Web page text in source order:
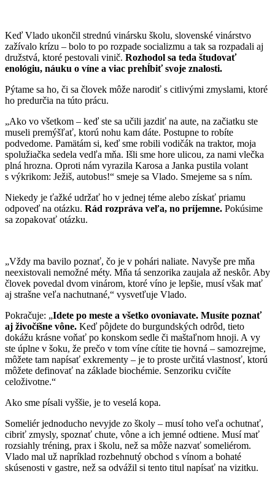
Keď Vlado ukončil strednú vinársku školu, slovenské vinárstvo
zažívalo krízu – bolo to po rozpade socializmu a tak sa rozpadali aj
družstvá, ktoré pestovali vinič. Rozhodol sa teda študovať
enológiu, náuku o víne a viac prehĺbiť svoje znalosti.
Pýtame sa ho, či sa človek môže narodiť s citlivými zmyslami, ktoré
ho predurčia na túto prácu.
„Ako vo všetkom – keď ste sa učili jazdiť na aute, na začiatku ste
museli premýšľať, ktorú nohu kam dáte. Postupne to robíte
podvedome. Pamätám si, keď sme robili vodičák na traktor, moja
spolužiačka sedela vedľa mňa. Išli sme hore ulicou, za nami vlečka
plná hrozna. Oproti nám vyrazila Karosa a Janka pustila volant
s výkrikom: Ježiš, autobus!“ smeje sa Vlado. Smejeme sa s ním.
Niekedy je ťažké udržať ho v jednej téme alebo získať priamu
odpoveď na otázku. Rád rozpráva veľa, no príjemne. Pokúsime
sa zopakovať otázku.
„Vždy ma bavilo poznať, čo je v pohári naliate. Navyše pre mňa
neexistovali nemožné méty. Mňa tá senzorika zaujala až neskôr. Aby
človek povedal dvom vinárom, ktoré víno je lepšie, musí však mať
aj strašne veľa nachutnané,“ vysvetľuje Vlado.
Pokračuje: „Idete po meste a všetko ovoniavate. Musíte poznať
aj živočíšne vône. Keď pôjdete do burgundských odrôd, tieto
dokážu krásne voňať po konskom sedle či maštaľnom hnoji. A vy
ste úplne v šoku, že prečo v tom víne cítite tie hovná – samozrejme,
môžete tam napísať exkrementy – je to proste určitá vlastnosť, ktorú
môžete definovať na základe biochémie. Senzoriku cvičíte
celoživotne.“
Ako sme písali vyššie, je to veselá kopa.
Someliér jednoducho nevyjde zo školy – musí toho veľa ochutnať,
cibriť zmysly, spoznať chute, vône a ich jemné odtiene. Musí mať
rozsiahly tréning, prax i školu, než sa môže nazvať someliérom.
Vlado mal už napríklad rozbehnutý obchod s vínom a bohaté
skúsenosti v gastre, než sa odvážil si tento titul napísať na vizitku.